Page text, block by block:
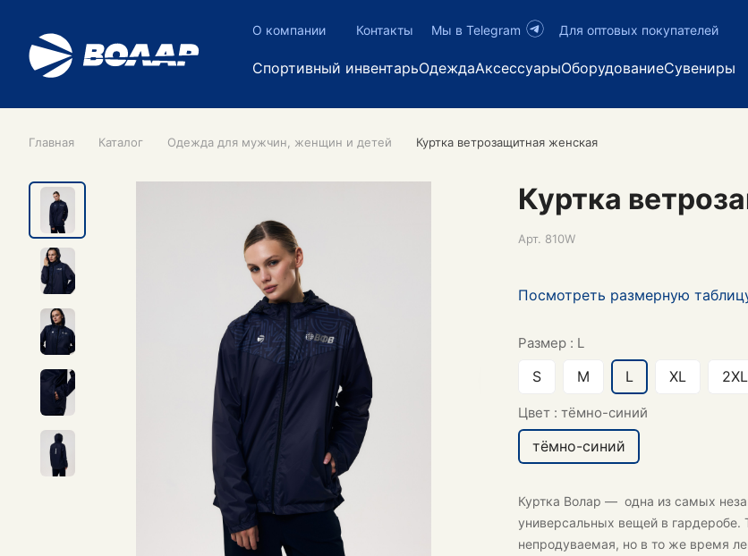
О компании Контакты Мы в Telegram Для оптовых покупателей
Спортивный инвентарьОдеждаАксессуарыОборудованиеСувениры
Главная Каталог Одежда для мужчин, женщин и детей Куртка ветрозащитная женская
Куртка
Арт. 810W
Посмотреть размерную
Размер : L
S M L XL 2XL
Цвет : тёмно-синий
тёмно-синий
Куртка Волар — одна из самых
универсальных вещей в гардеробе.
непродуваемая, но в то же время